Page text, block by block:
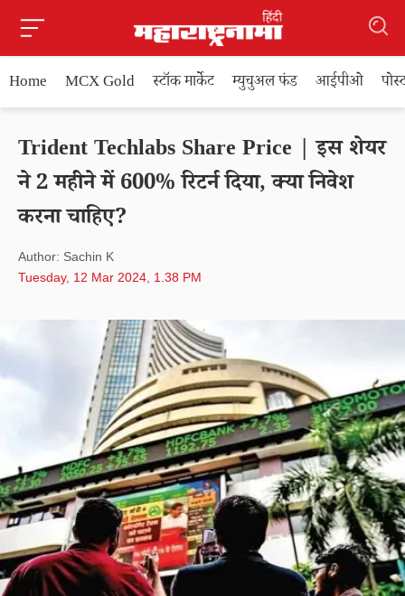
Home MCX Gold स्टॉक मार्केट म्युचुअल फंड आईपीओ
Trident Techlabs Share Price | इस शेयर
ने 2 महीने में 600% रिटर्न दिया, क्या निवेश
करना चाहिए?
Author: Sachin K
Tuesday, 12 Mar 2024, 1.38 PM